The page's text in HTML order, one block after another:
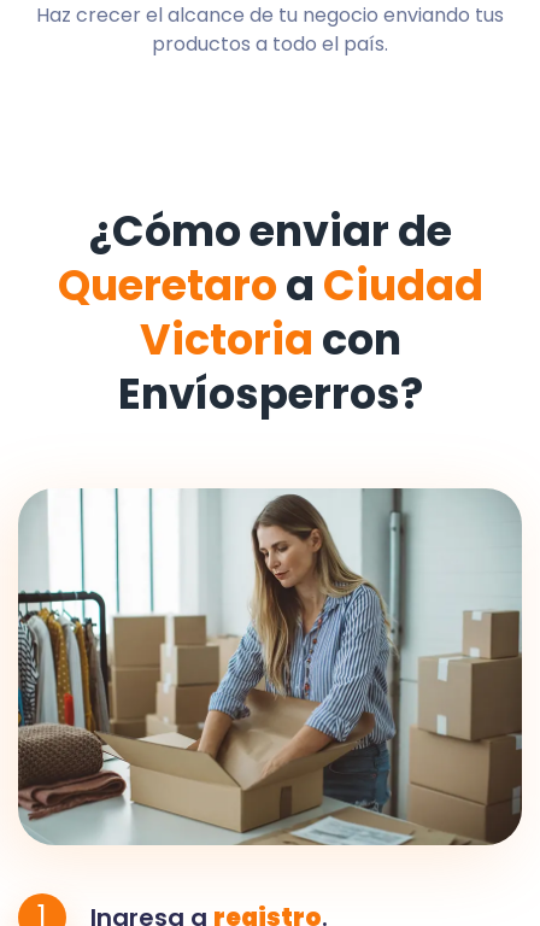
Haz crecer el alcance de tu negocio enviando tus
productos a todo el país.
¿Cómo enviar de
Queretaroa Ciudad
Victoria con
Envíosperros?
1 Ingresa a registro.